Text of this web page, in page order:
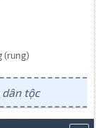
(rung)
tộc